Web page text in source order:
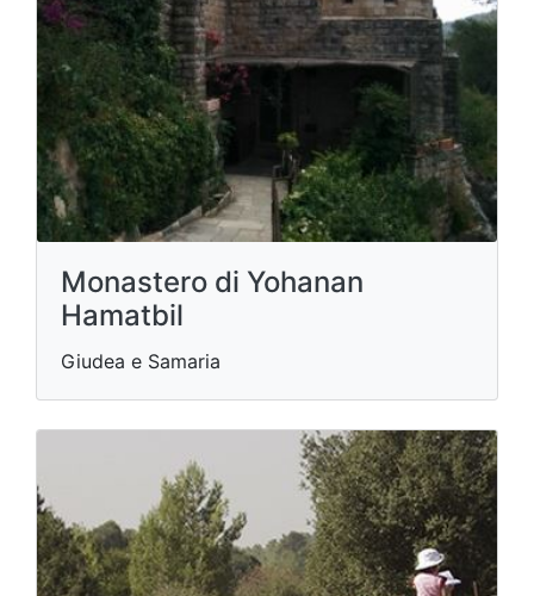
Monastero di Yohanan
Hamatbil
Giudea e Samaria